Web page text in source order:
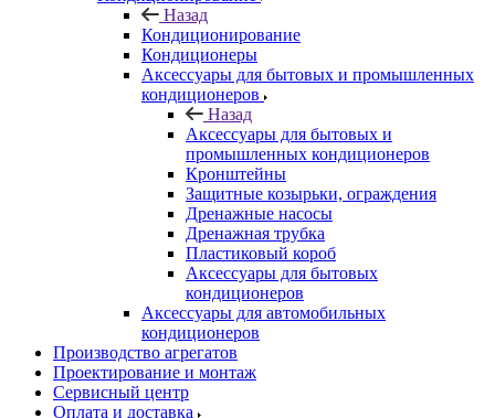
Назад
Кондиционирование
Кондиционеры
Аксессуары для бытовых и промышленных
кондиционеров
Назад
Аксессуары для бытовых и
промышленных кондиционеров
Кронштейны
Защитные козырьки, ограждения
Дренажные насосы
Дренажная трубка
Пластиковый короб
Аксессуары для бытовых
кондиционеров
Аксессуары для автомобильных
кондиционеров
Производство агрегатов
Проектирование и монтаж
Сервисный центр
Оплата и доставка